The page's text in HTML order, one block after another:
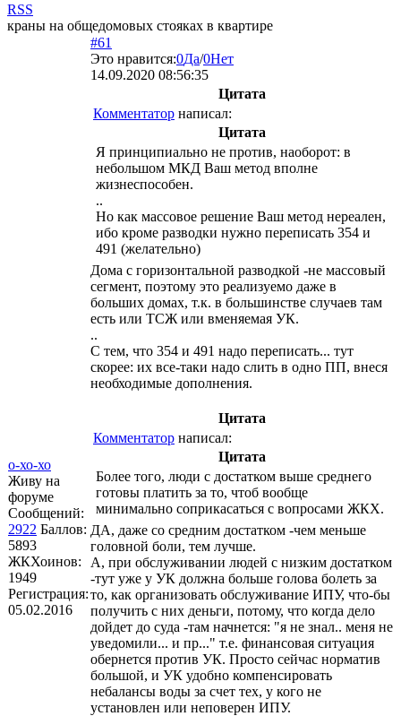
RSS
краны на общедомовых стояках в квартире
о-хо-хо
Живу на
форуме
Сообщений:
2922 Баллов:
5893
ЖКХоинов:
1949
Регистрация:
05.02.2016
#61
Это нравится:0Да/0Нет
14.09.2020 08:56:35
Цитата
Комментатор написал:
Цитата
Я принципиально не против, наоборот: в
небольшом МКД Ваш метод вполне
жизнеспособен.
..
Но как массовое решение Ваш метод нереален,
ибо кроме разводки нужно переписать 354 и
491 (желательно)
Дома с горизонтальной разводкой -не массовый
сегмент, поэтому это реализуемо даже в
больших домах, т.к. в большинстве случаев там
есть или ТСЖ или вменяемая УК.
..
С тем, что 354 и 491 надо переписать... тут
скорее: их все-таки надо слить в одно ПП, внеся
необходимые дополнения.
Цитата
Комментатор написал:
Цитата
Более того, люди с достатком выше среднего
готовы платить за то, чтоб вообще
минимально соприкасаться с вопросами ЖКХ.
ДА, даже со средним достатком -чем меньше
головной боли, тем лучше.
А, при обслуживании людей с низким достатком
-тут уже у УК должна больше голова болеть за
то, как организовать обслуживание ИПУ, что-бы
получить с них деньги, потому, что когда дело
дойдет до суда -там начнется: "я не знал.. меня не
уведомили... и пр..." т.е. финансовая ситуация
обернется против УК. Просто сейчас норматив
большой, и УК удобно компенсировать
небалансы воды за счет тех, у кого не
установлен или неповерен ИПУ.